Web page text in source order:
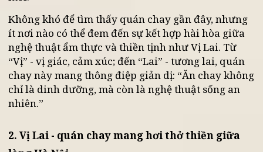
quyện, giúp xoa dịu tâm trí sau guồng quay mệt
mỏi.
Không khó để tìm thấy quán chay gần đây, nhưng
ít nơi nào có thể đem đến sự kết hợp hài hòa giữa
nghệ thuật ẩm thực và thiền tịnh như Vị Lai. Từ
“Vị” - vị giác, cảm xúc; đến “Lai” - tương lai, quán
chỉ là dinh dưỡng, mà còn là nghệ thuật sống an
nhiên.”